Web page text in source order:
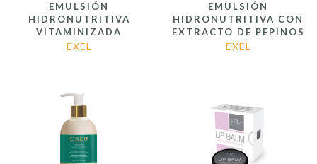
EMULSIÓN
HIDRONUTRITIVA
VITAMINIZADA
EXEL
EMULSIÓN
HIDRONUTRITIVA CON
EXTRACTO DE PEPINOS
EXEL